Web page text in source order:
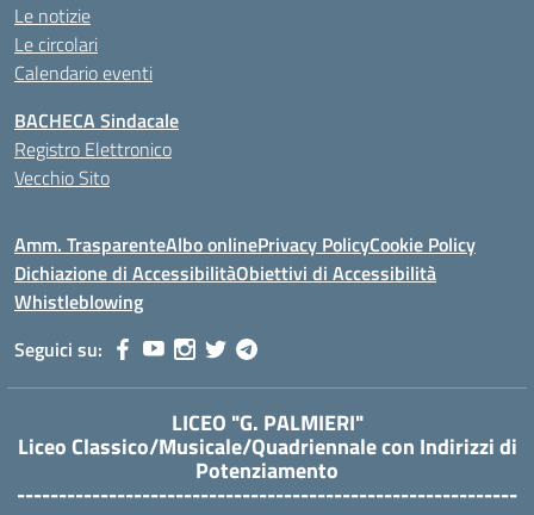
Le notizie
Le circolari
Calendario eventi
BACHECA Sindacale
Registro Elettronico
Vecchio Sito
Amm. TrasparenteAlbo onlinePrivacy PolicyCookie Policy
Dichiazione di AccessibilitàObiettivi di Accessibilità
Whistleblowing
Seguici su:
LICEO "G. PALMIERI"
Liceo Classico/Musicale/Quadriennale con Indirizzi di
Potenziamento
------------------------------------------------------------